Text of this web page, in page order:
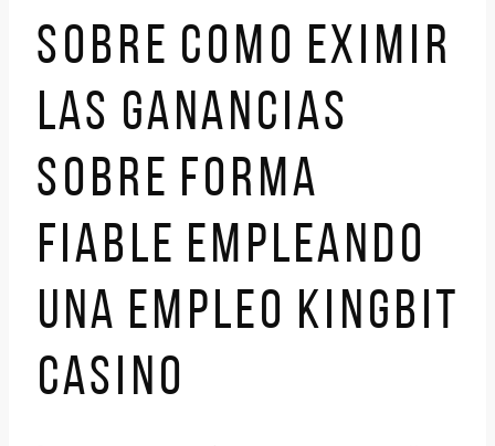
SOBRE COMO EXIMIR
LAS GANANCIAS
SOBRE FORMA
FIABLE EMPLEANDO
UNA EMPLEO KINGBIT
CASINO